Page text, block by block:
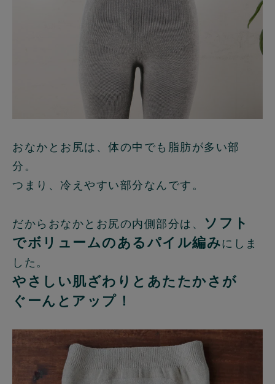
おなかとお尻は、体の中でも脂肪が多い部
分。
つまり、冷えやすい部分なんです。
だからおなかとお尻の内側部分は、 ソフト
でボリュームのあるパイル編みにしま
した。
やさしい肌ざわりとあたたかさが
ぐーんとアップ！